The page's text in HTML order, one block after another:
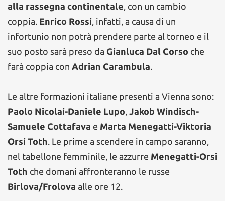
alla rassegna continentale, con un cambio
coppia. Enrico Rossi, infatti, a causa di un
infortunio non potrà prendere parte al torneo e il
suo posto sarà preso da Gianluca Dal Corso che
farà coppia con Adrian Carambula.
Le altre formazioni italiane presenti a Vienna sono:
Paolo Nicolai-Daniele Lupo, Jakob Windisch-
Samuele Cottafava e Marta Menegatti-Viktoria
Orsi Toth. Le prime a scendere in campo saranno,
nel tabellone femminile, le azzurre Menegatti-Orsi
Toth che domani affronteranno le russe
Birlova/Frolova alle ore 12.